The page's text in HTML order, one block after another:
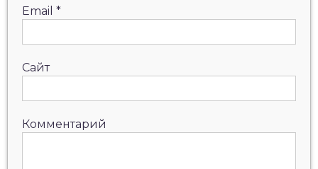
Email *
Сайт
Комментарий